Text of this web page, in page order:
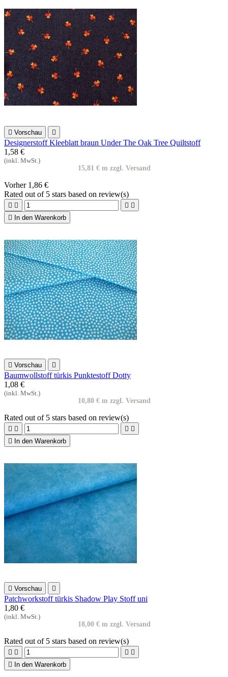
 Vorschau 
Designerstoff Kleeblatt braun Under The Oak Tree Quiltstoff
1,58 €
(inkl. MwSt.)
15,81 € m zzgl. Versand
Vorher 1,86 €
Rated out of 5 stars based on review(s)
   

In den Warenkorb
 Vorschau 
Baumwollstoff türkis Punktestoff Dotty
1,08 €
(inkl. MwSt.)
10,80 € m zzgl. Versand
Rated out of 5 stars based on review(s)
   

In den Warenkorb
 Vorschau 
Patchworkstoff türkis Shadow Play Stoff uni
1,80 €
(inkl. MwSt.)
18,00 € m zzgl. Versand
Rated out of 5 stars based on review(s)
   

In den Warenkorb